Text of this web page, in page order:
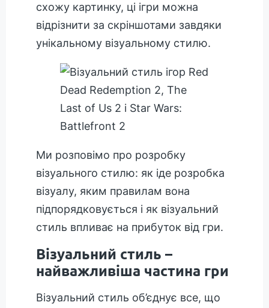
схожу картинку, ці ігри можна
відрізнити за скріншотами завдяки
унікальному візуальному стилю.
Ми розповімо про розробку
візуального стилю: як іде розробка
візуалу, яким правилам вона
підпорядковується і як візуальний
стиль впливає на прибуток від гри.
Візуальний стиль –
найважливіша частина гри
Візуальний стиль об’єднує все, що